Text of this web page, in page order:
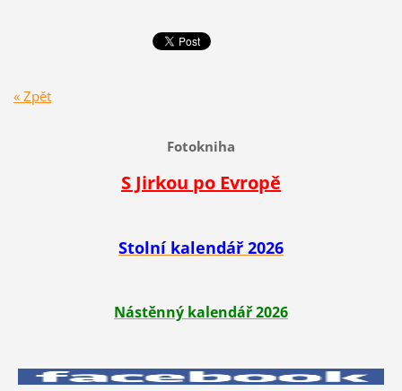
« Zpět
Fotokniha
S Jirkou po Evropě
Stolní kalendář 2026
Nástěnný kalendář 2026